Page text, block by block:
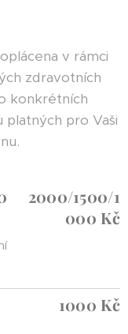
v rámci
zdravotních
konkrétních
platných pro Vaši
2000/1500/1
000 Kč
1000 Kč